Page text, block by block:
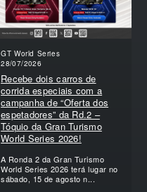
GT World Series
28/07/2026
Recebe dois carros de
corrida especiais com a
campanha de “Oferta dos
espetadores” da Rd.2 –
Tóquio da Gran Turismo
World Series 2026!
A Ronda 2 da Gran Turismo
World Series 2026 terá lugar no
sábado, 15 de agosto n...